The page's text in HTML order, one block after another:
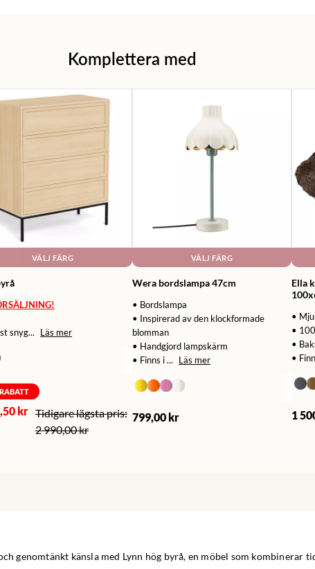
Komplettera med
VÄLJ FÄRG
snyg...
Läs mer
kr
2 990,00 kr
VÄLJ FÄRG
Wera bordslampa 47cm
• Bordslampa
• Inspirerad av den klockformade
blomman
• Handgjord lampskärm
• Finns i ...
Läs mer
799,00 kr
Ella
•
•
•
•
1
genomtänkt känsla med Lynn hög byrå, en möbel som kombinerar